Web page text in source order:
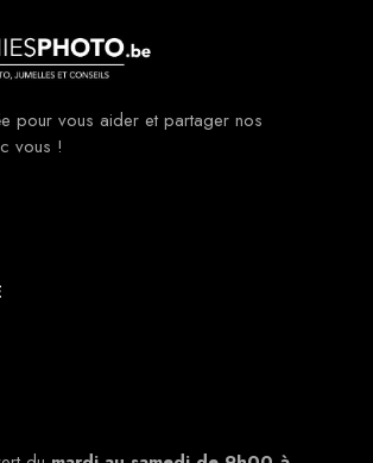
pour vous aider et partager nos
vous !